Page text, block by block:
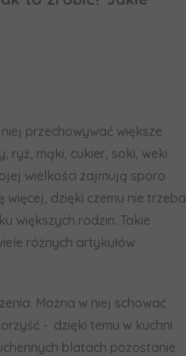
przechowywać większe
ryż, mąki, cukier, soki, weki
wielkości zajmują sporo
dzięki czemu nie trzeba
większych rodzin. Takie
różnych artykułów
Można w niej schować
- dzięki temu w kuchni
blatach pozostanie
proszę wysyłać